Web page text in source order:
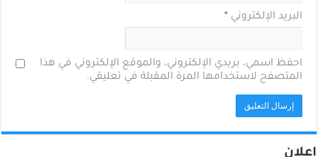
البريد الإلكتروني*
احفظ اسمي، بريدي الإلكتروني، والموقع الإلكتروني في هذا
المتصفح لاستخدامها المرة المقبلة في تعليقي.
اعلان